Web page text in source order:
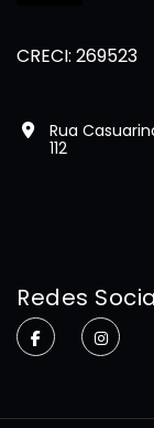
CRECI: 269523
Rua
112
Redes